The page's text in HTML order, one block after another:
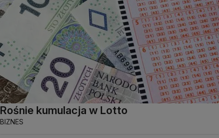
Rośnie kumulacja w Lotto
BIZNES